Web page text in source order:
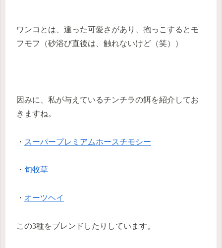
ワンコとは、違った可愛さがあり、抱っこするとモ
フモフ（砂浴び直後は、触れないけど（笑））
因みに、私が与えているチンチラの餌を紹介してお
きますね。
・ スーパープレミアムホースチモシー
・ 旬牧草
・ オーツヘイ
この3種をブレンドしたりしています。